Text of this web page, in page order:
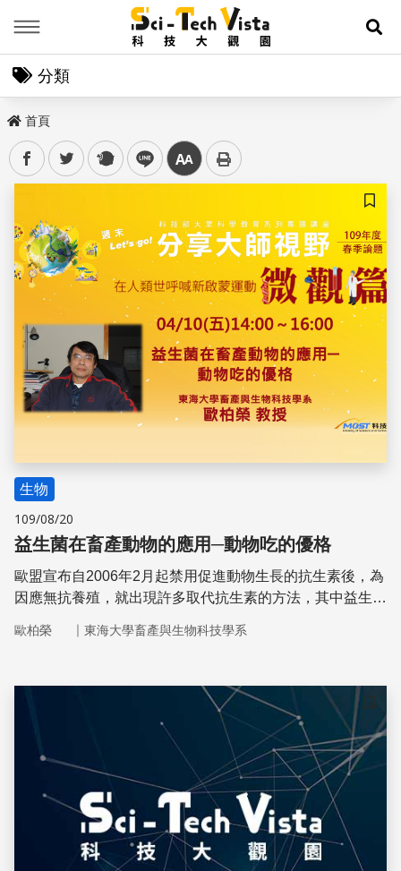
展
分類
首頁
facebooktwitter plurk line 中
儲存
生物
109/08/20
益生菌在畜產動物的應用─動物吃的優格
歐盟宣布自2006年2月起禁用促進動物生長的抗生素後，為
因應無抗養殖，就出現許多取代抗生素的方法，其中益生菌
歐柏榮 ｜ 東海大學畜產與生物科技學系
儲存